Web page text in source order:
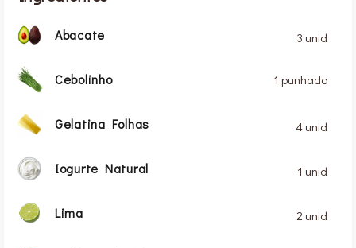
Abacate 3 unid
Cebolinho 1 punhado
Gelatina Folhas 4 unid
Iogurte Natural 1 unid
Lima 2 unid